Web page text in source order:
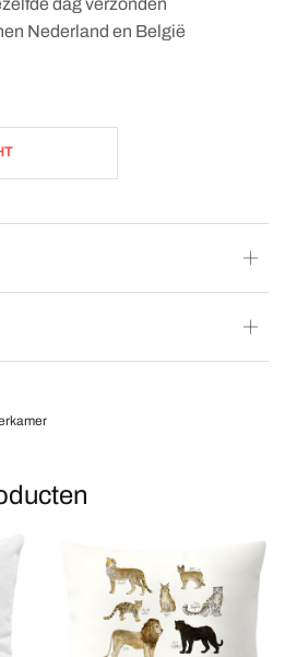
Nederland en België